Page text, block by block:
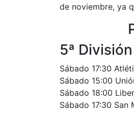
de noviembre, ya
5ª
Sábado 17:30
Sábado 15:00
Sábado 18:00
Sábado 17:30